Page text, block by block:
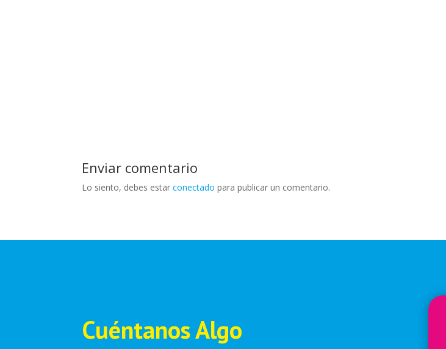
Enviar comentario
Lo siento, debes estarconectado para publicar un comentario.
Cuéntanos Algo